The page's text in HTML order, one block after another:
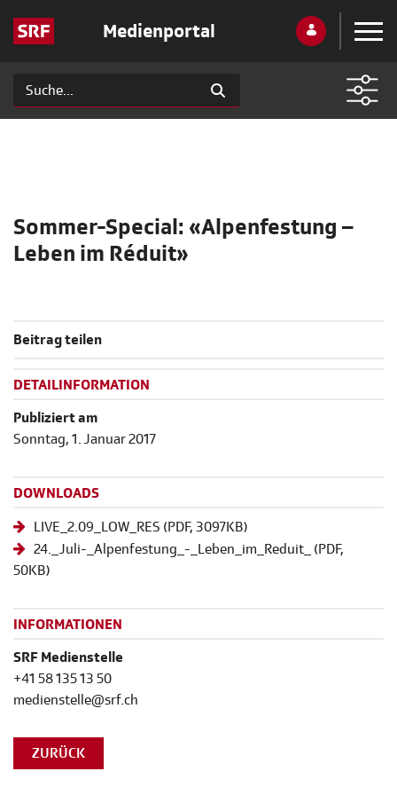
Medienportal
Sommer-Special: «Alpenfestung –
Leben im Réduit»
Beitrag teilen
DETAILINFORMATION
Publiziert am
Sonntag, 1. Januar 2017
DOWNLOADS
LIVE_2.09_LOW_RES (PDF, 3097KB)
24._Juli-_Alpenfestung_-_Leben_im_Reduit_ (PDF,
50KB)
INFORMATIONEN
SRF Medienstelle
+41 58 135 13 50
medienstelle@srf.ch
ZURÜCK